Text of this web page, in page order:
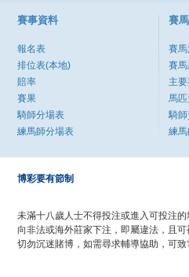
賽事資料
報名表
排位表(本地)
賠率
賽果
騎師分場表
練馬師分場表
賽
賽馬
賽
主
馬
騎
練
博彩要有節制
未滿十八歲人士不得投注或進入可投注的
向非法或海外莊家下注，即屬違法，且可
切勿沉迷賭博，如需尋求輔導協助，可致